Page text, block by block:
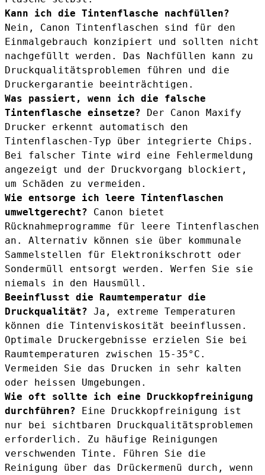
Kann ich die Tintenflasche nachfüllen?
Nein, Canon Tintenflaschen sind für den
Einmalgebrauch konzipiert und sollten nicht
nachgefüllt werden. Das Nachfüllen kann zu
Druckqualitätsproblemen führen und die
Druckergarantie beeinträchtigen.
Was passiert, wenn ich die falsche
Tintenflasche einsetze? Der Canon Maxify
Drucker erkennt automatisch den
Tintenflaschen-Typ über integrierte Chips.
Bei falscher Tinte wird eine Fehlermeldung
angezeigt und der Druckvorgang blockiert,
um Schäden zu vermeiden.
Wie entsorge ich leere Tintenflaschen
umweltgerecht? Canon bietet
Rücknahmeprogramme für leere Tintenflaschen
an. Alternativ können sie über kommunale
Sammelstellen für Elektronikschrott oder
Sondermüll entsorgt werden. Werfen Sie sie
niemals in den Hausmüll.
Beeinflusst die Raumtemperatur die
Druckqualität? Ja, extreme Temperaturen
können die Tintenviskosität beeinflussen.
Optimale Druckergebnisse erzielen Sie bei
Raumtemperaturen zwischen 15-35°C.
Vermeiden Sie das Drucken in sehr kalten
oder heissen Umgebungen.
Wie oft sollte ich eine Druckkopfreinigung
durchführen? Eine Druckkopfreinigung ist
nur bei sichtbaren Druckqualitätsproblemen
erforderlich. Zu häufige Reinigungen
verschwenden Tinte. Führen Sie die
Reinigung über das Drückermenü durch, wenn